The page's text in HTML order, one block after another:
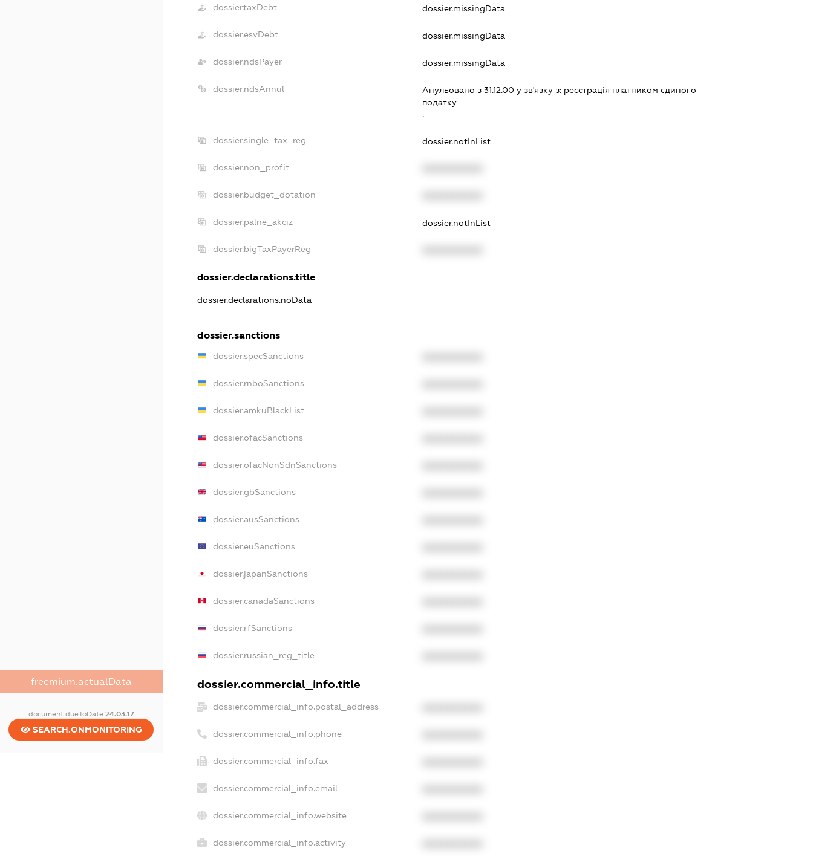
freemium.actualData
document.dueToDate 24.03.17
SEARCH.ONMONITORING
dossier.taxDebt dossier.missingData
dossier.esvDebt dossier.missingData
dossier.ndsPayer dossier.missingData
dossier.ndsAnnul Анульовано з 31.12.00 у зв'язку з: реєстрацiя платником єдиного
податку
.
dossier.single_tax_reg dossier.notInList
dossier.non_profit
dossier.budget_dotation
dossier.palne_akciz dossier.notInList
dossier.bigTaxPayerReg
dossier.declarations.title
dossier.declarations.noData
dossier.sanctions
dossier.specSanctions
dossier.rnboSanctions
dossier.amkuBlackList
dossier.ofacSanctions
dossier.ofacNonSdnSanctions
dossier.gbSanctions
dossier.ausSanctions
dossier.euSanctions
dossier.japanSanctions
dossier.canadaSanctions
dossier.rfSanctions
dossier.russian_reg_title
dossier.commercial_info.title
dossier.commercial_info.postal_address
dossier.commercial_info.phone
dossier.commercial_info.fax
dossier.commercial_info.email
dossier.commercial_info.website
dossier.commercial_info.activity